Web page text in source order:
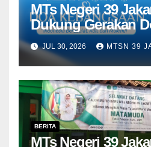
MTs Negeri 39
Dukung Gerakan
Kebangsaan
dalam Menyambut
Kemerdekaan RI
JUL 30, 2026 MTSN 39
BERITA
MTs Negeri 39